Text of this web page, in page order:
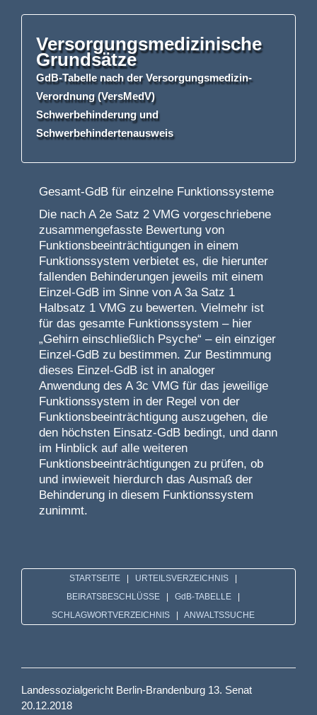
Versorgungsmedizinische
Grundsätze
GdB-Tabelle nach der Versorgungsmedizin-
Verordnung (VersMedV)
Schwerbehinderungund
Schwerbehindertenausweis
Gesamt-GdB für einzelne Funktionssysteme
Die nach A 2e Satz 2 VMG vorgeschriebene
zusammengefasste Bewertung von
Funktionsbeeinträchtigungen in einem
Funktionssystem verbietet es, die hierunter
fallenden Behinderungen jeweils mit einem
Einzel-GdB im Sinne von A 3a Satz 1
Halbsatz 1 VMG zu bewerten. Vielmehr ist
für das gesamte Funktionssystem – hier
„Gehirn einschließlich Psyche“ – ein einziger
Einzel-GdB zu bestimmen. Zur Bestimmung
dieses Einzel-GdB ist in analoger
Anwendung des A 3c VMG für das jeweilige
Funktionssystem in der Regel von der
Funktionsbeeinträchtigung auszugehen, die
den höchsten Einsatz-GdB bedingt, und dann
im Hinblick auf alle weiteren
Funktionsbeeinträchtigungen zu prüfen, ob
und inwieweit hierdurch das Ausmaß der
Behinderung in diesem Funktionssystem
zunimmt.
STARTSEITE URTEILSVERZEICHNIS
BEIRATSBESCHLÜSSE
GdB-TABELLE
SCHLAGWORTVERZEICHNIS
ANWALTSSUCHE
Landessozialgericht Berlin-Brandenburg 13. Senat
20.12.2018